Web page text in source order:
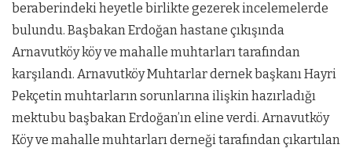
beraberindeki heyetle birlikte gezerek incelemelerde
bulundu. Başbakan Erdoğan hastane çıkışında
Arnavutköy köy ve mahalle muhtarları tarafından
karşılandı. Arnavutköy Muhtarlar dernek başkanı Hayri
Pekçetin muhtarların sorunlarına ilişkin hazırladığı
mektubu başbakan Erdoğan’ın eline verdi. Arnavutköy
Köy ve mahalle muhtarları derneği tarafından çıkartılan